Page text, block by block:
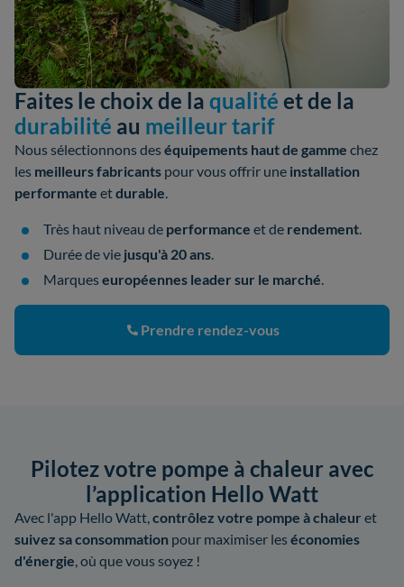
Faites le choix de la qualité et de la
durabilité au meilleur tarif
Nous sélectionnons deséquipements haut de gamme chez
les meilleurs fabricants pour vous offrir une installation
performante etdurable.
Très haut niveau de performance et de rendement.
Durée de vie jusqu'à 20 ans.
Marqueseuropéennes leader sur le marché.
Prendre rendez-vous
Pilotez votre pompe à chaleur avec
l’application Hello Watt
Avec l'app Hello Watt,contrôlez votre pompe à chaleur et
suivez sa consommation pour maximiser les économies
d'énergie, où que vous soyez !